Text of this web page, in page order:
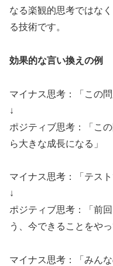
なる楽観的思考ではな
る技術です。
効果的な言い換えの例
マイナス思考：「この
↓
ポジティブ思考：「こ
ら大きな成長になる」
マイナス思考：「テス
↓
ポジティブ思考：「前
う、今できることをやっ
マイナス思考：「みんな